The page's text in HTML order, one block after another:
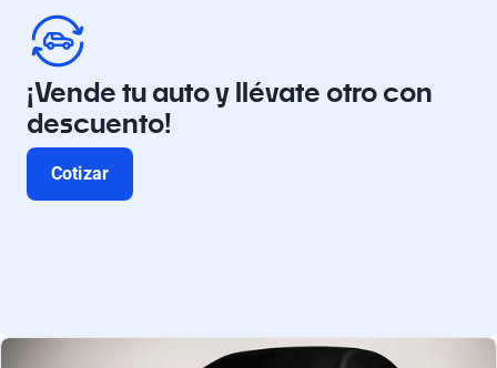
¡Vende tu auto y llévate otro con
descuento!
Cotizar